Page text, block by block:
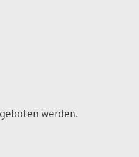
werden.